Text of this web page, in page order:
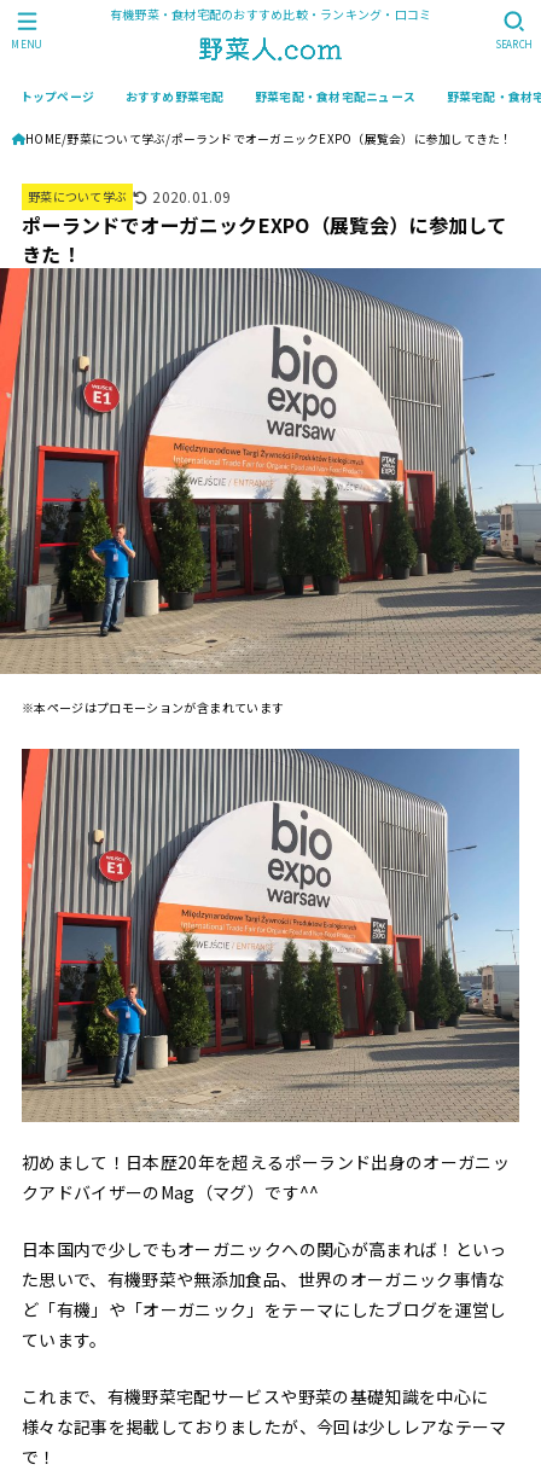
有機野菜・食材宅配のおすすめ比較・ランキング・口コミ
トップページ おすすめ野菜宅配 野菜宅配・食材宅配ニュース 野菜宅配・食材
SEARCH
MENU
HOME 野菜について学ぶ ポーランドでオーガニックEXPO（展覧会）に参加してきた！
野菜について学ぶ 2020.01.09
ポーランドでオーガニックEXPO（展覧会）に参加して
きた！
※本ページはプロモーションが含まれています
初めまして！日本歴20年を超えるポーランド出身のオーガニッ
クアドバイザーのMag（マグ）です^^
日本国内で少しでもオーガニックへの関心が高まれば！といっ
た思いで、有機野菜や無添加食品、世界のオーガニック事情な
ど「有機」や「オーガニック」をテーマにしたブログを運営し
ています。
これまで、有機野菜宅配サービスや野菜の基礎知識を中心に
様々な記事を掲載しておりましたが、今回は少しレアなテーマ
で！